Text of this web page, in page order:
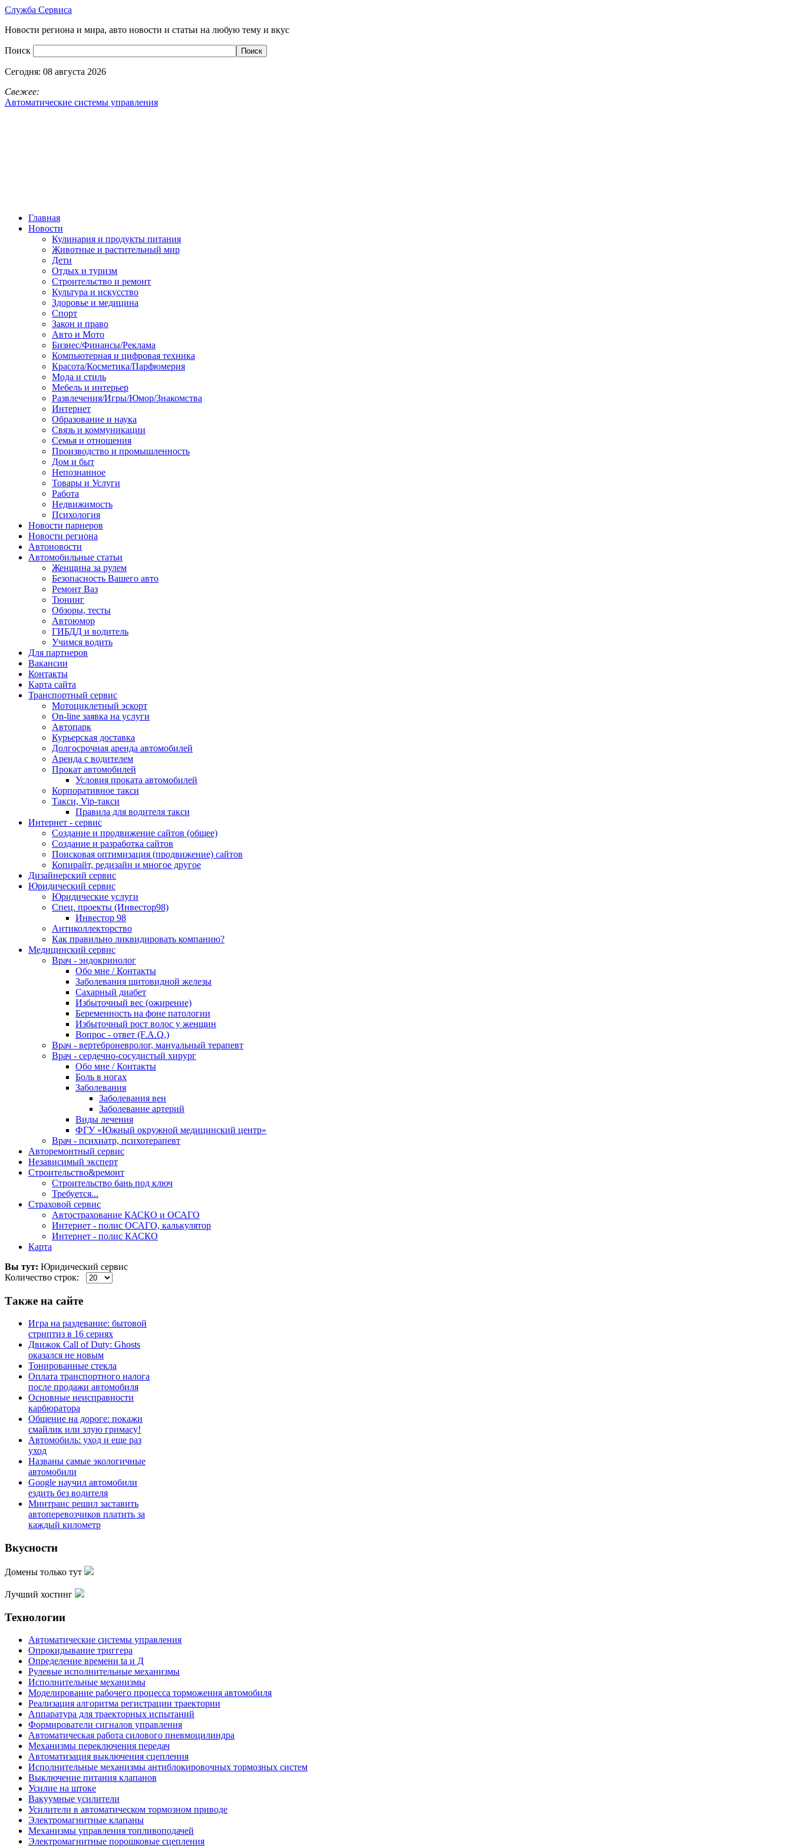
Служба Сервиса
Новости региона и мира, авто новости и статьи на любую тему и вкус
Поиск
Сегодня: 08 августа 2026
Свежее:
Автоматические системы управления
Главная
Новости
Кулинария и продукты питания
Животные и растительный мир
Дети
Отдых и туризм
Строительство и ремонт
Культура и искусство
Здоровье и медицина
Спорт
Закон и право
Авто и Мото
Бизнес/Финансы/Реклама
Компьютерная и цифровая техника
Красота/Косметика/Парфюмерия
Мода и стиль
Мебель и интерьер
Развлечения/Игры/Юмор/Знакомства
Интернет
Образование и наука
Связь и коммуникации
Семья и отношения
Производство и промышленность
Дом и быт
Непознанное
Товары и Услуги
Работа
Недвижимость
Психология
Новости парнеров
Новости региона
Автоновости
Автомобильные статьи
Женщина за рулем
Безопасность Вашего авто
Ремонт Ваз
Тюнинг
Обзоры, тесты
Автоюмор
ГИБДД и водитель
Учимся водить
Для партнеров
Вакансии
Контакты
Карта сайта
Транспортный сервис
Мотоциклетный эскорт
On-line заявка на услуги
Автопарк
Курьерская доставка
Долгосрочная аренда автомобилей
Аренда с водителем
Прокат автомобилей
Условия проката автомобилей
Корпоративное такси
Такси, Vip-такси
Правила для водителя такси
Интернет - сервис
Создание и продвижение сайтов (общее)
Создание и разработка сайтов
Поисковая оптимизация (продвижение) сайтов
Копирайт, редизайн и многое другое
Дизайнерский сервис
Юридический сервис
Юридические услуги
Спец. проекты (Инвестор98)
Инвестор 98
Антиколлекторство
Как правильно ликвидировать компанию?
Медицинский сервис
Врач - эндокринолог
Обо мне / Контакты
Заболевания щитовидной железы
Сахарный диабет
Избыточный вес (ожирение)
Беременность на фоне патологии
Избыточный рост волос у женщин
Вопрос - ответ (F.A.Q.)
Врач - вертеброневролог, мануальный терапевт
Врач - сердечно-сосудистый хирург
Обо мне / Контакты
Боль в ногах
Заболевания
Заболевания вен
Заболевание артерий
Виды лечения
ФГУ «Южный окружной медицинский центр»
Врач - психиатр, психотерапевт
Авторемонтный сервис
Независимый эксперт
Строительство&ремонт
Строительство бань под ключ
Требуется...
Страховой сервис
Автострахование КАСКО и ОСАГО
Интернет - полис ОСАГО, калькулятор
Интернет - полис КАСКО
Карта
Вы тут: Юридический сервис
Количество строк:
Также на сайте
Игра на раздевание: бытовой
стриптиз в 16 сериях
Движок Call of Duty: Ghosts
оказался не новым
Тонированные стекла
Оплата транспортного налога
после продажи автомобиля
Основные неисправности
карбюратора
Общение на дороге: покажи
смайлик или злую гримасу!
Автомобиль: уход и еще раз
уход
Названы самые экологичные
автомобили
Google научил автомобили
ездить без водителя
Минтранс решил заставить
автоперевозчиков платить за
каждый километр
Вкусности
Домены только тут
Лучший хостинг
Технологии
Автоматические системы управления
Опрокидывание триггера
Определение времени ta и Д
Рулевые исполнительные механизмы
Исполнительные механизмы
Моделирование рабочего процесса торможения автомобиля
Реализация алгоритма регистрации траектории
Аппаратура для траекторных испытаний
Формирователи сигналов управления
Автоматическая работа силового пневмоцилиндра
Механизмы переключения передач
Автоматизация выключения сцепления
Исполнительные механизмы антиблокировочных тормозных систем
Выключение питания клапанов
Усилие на штоке
Вакуумные усилители
Усилители в автоматическом тормозном приводе
Электромагнитные клапаны
Механизмы управления топливоподачей
Электромагнитные порошковые сцепления